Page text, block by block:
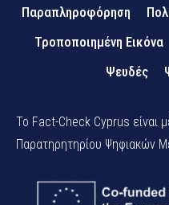
Παραπληροφόρηση
Τροποποιημένη Εικόνα
Ψευδές
Το Fact-Check Cyprus είναι
Παρατηρητηρίου Ψηφιακών